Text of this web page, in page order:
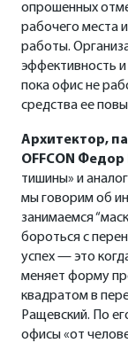
опрошенных
рабочего места
работы.
эффективность
пока офис не
средства ее
Архитектор,
OFFCON
тишины» и
мы говорим об
занимаемся
бороться с
успех — это
меняет форму
квадратом в
Ращевский. По
офисы «от